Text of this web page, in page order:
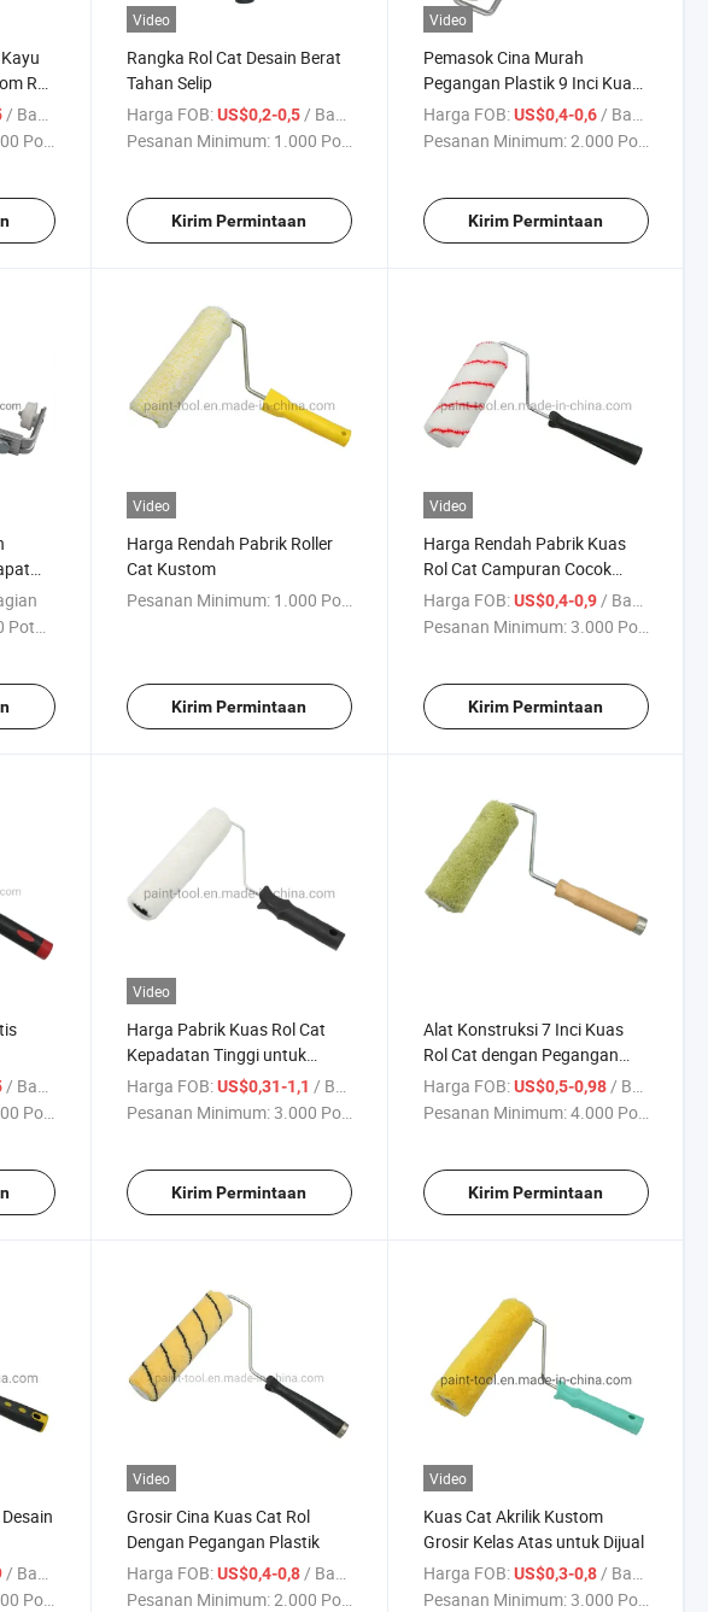
Rol
/ Bagian
Potong
Video
Rangka Rol Cat Desain Berat
Tahan Selip
Harga FOB: US$0,2-0,5 / Bagian
Pesanan Minimum: 1.000 Potong
Kirim Permintaan
Video
Pemasok Cina Murah
Pegangan Plastik 9 Inci Kuas
Roller Cat Polyester
Harga FOB: US$0,4-0,6 / Bagian
Pesanan Minimum:2.000 Potong
Kirim Permintaan
Video
Harga Rendah Pabrik Roller
Cat Kustom
Pesanan Minimum: 1.000 Potong
Kirim Permintaan
Video
Harga Rendah Pabrik Kuas
Rol Cat Campuran Cocok
untuk Semua Cat
Harga FOB: US$0,4-0,9/ Bagian
Pesanan Minimum:3.000 Potong
Kirim Permintaan
/ Bagian
Potong
Video
Harga Pabrik Kuas Rol Cat
Kepadatan Tinggi untuk
Eropa
Harga FOB: US$0,31-1,1 / Bagian
Pesanan Minimum:3.000 Potong
Kirim Permintaan
Alat Konstruksi 7 Inci Kuas
Rol Cat dengan Pegangan
Kayu untuk Pengecatan
Rumah
Harga FOB: US$0,5-0,98/ Bagian
Pesanan Minimum:4.000 Potong
Kirim Permintaan
/ Bagian
Potong
Video
Grosir Cina Kuas Cat Rol
Dengan Pegangan Plastik
Harga FOB: US$0,4-0,8 / Bagian
Pesanan Minimum:2.000 Potong
Video
Kuas Cat Akrilik Kustom
Grosir Kelas Atas untuk Dijual
Harga FOB: US$0,3-0,8 / Bagian
Pesanan Minimum:3.000 Potong